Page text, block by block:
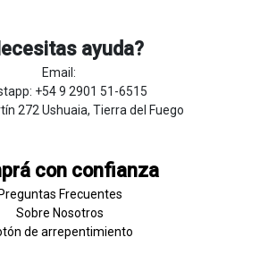
ayuda?
Email:
+54 9 2901 51-6515
272 Ushuaia, Tierra del Fuego
con confianza
Frecuentes
Sobre Nosotros
de ​arrepentim​​​iento